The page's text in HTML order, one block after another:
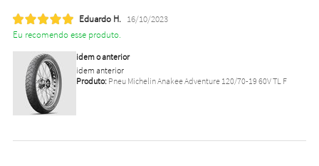
Eduardo H. 16/10/2023
Eu recomendo esse produto.
idem o anterior
idem anterior
Produto:Pneu Michelin Anakee Adventure 120/70-19 60V TL F